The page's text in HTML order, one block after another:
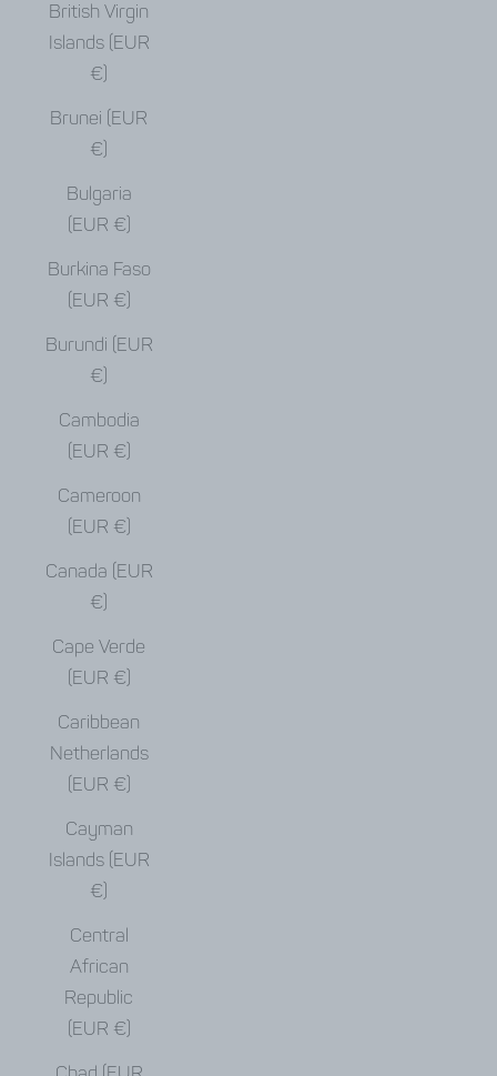
British Virgin
Islands (EUR
€)
Brunei (EUR
€)
Bulgaria
(EUR €)
Burkina Faso
(EUR €)
Burundi (EUR
€)
Cambodia
(EUR €)
Cameroon
(EUR €)
Canada (EUR
€)
Cape Verde
(EUR €)
Caribbean
Netherlands
(EUR €)
Cayman
Islands (EUR
€)
Central
African
Republic
(EUR €)